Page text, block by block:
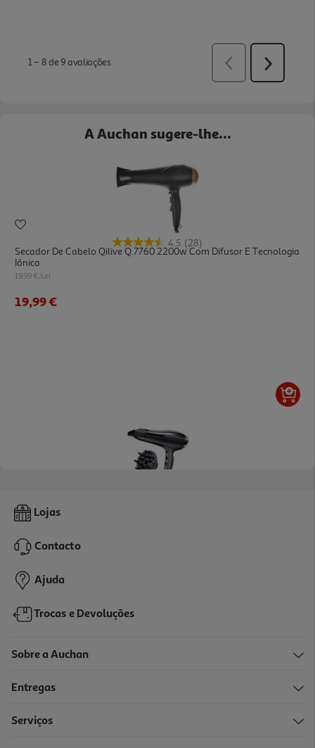
A Auchan sugere-lhe...
4.5 (28)
Secador De Cabelo Qilive Q.7760 2200w Com Difusor E Tecnologia
Iónica
19.99 €/un
19,99 €
Secador De Cabelo Remington D5220 Pro-Air Turbo 2400w
45,99 €
Lojas
Contacto
Ajuda
Trocas e Devoluções
Sobre a Auchan
Entregas
Serviços